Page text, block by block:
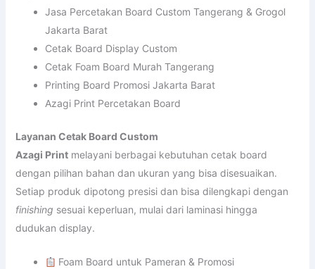
Jasa Percetakan Board Custom Tangerang & Grogol
Jakarta Barat
Cetak Board Display Custom
Cetak Foam Board Murah Tangerang
Printing Board Promosi Jakarta Barat
Azagi Print Percetakan Board
Layanan Cetak Board Custom
Azagi Printmelayani berbagai kebutuhan cetak board
dengan pilihan bahan dan ukuran yang bisa disesuaikan.
Setiap produk dipotong presisi dan bisa dilengkapi dengan
finishing sesuai keperluan, mulai dari laminasi hingga
dudukan display.
Foam Board untuk Pameran & Promosi